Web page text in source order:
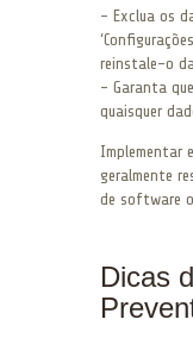
– Exclua os
reinstale-o
– Garanta
quaisquer
Implementar
geralmente
de software
Dicas